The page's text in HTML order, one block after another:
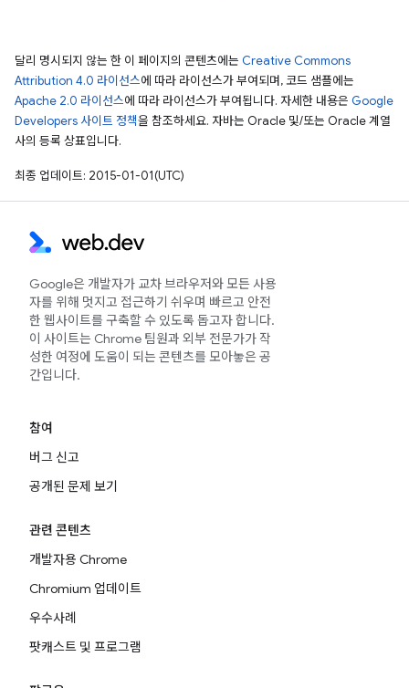
달리 명시되지 않는 한 이 페이지의 콘텐츠에는 Creative Commons
Attribution 4.0 라이선스에 따라 라이선스가 부여되며, 코드 샘플에는
Apache 2.0 라이선스에 따라 라이선스가 부여됩니다. 자세한 내용은 Google
Developers 사이트 정책을 참조하세요. 자바는 Oracle 및/또는 Oracle 계열
사의 등록 상표입니다.
최종 업데이트: 2015-01-01(UTC)
Google은 개발자가 교차 브라우저와 모든 사용
자를 위해 멋지고 접근하기 쉬우며 빠르고 안전
한 웹사이트를 구축할 수 있도록 돕고자 합니다.
이 사이트는 Chrome 팀원과 외부 전문가가 작
성한 여정에 도움이 되는 콘텐츠를 모아놓은 공
간입니다.
참여
버그 신고
공개된 문제 보기
관련 콘텐츠
개발자용 Chrome
Chromium 업데이트
우수사례
팟캐스트 및 프로그램